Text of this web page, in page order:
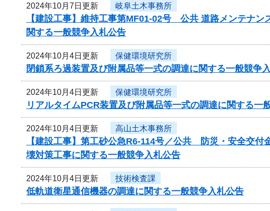
2024年10月7日更新 岐阜土木事務所
【建設工事】維持工事第MF01-02号 公共 道路メンテナ
関する一般競争入札公告
2024年10月4日更新 保健環境研究所
閉鎖系ろ過装置及び附属品等一式の調達に関する一般競争
2024年10月4日更新 保健環境研究所
リアルタイムPCR装置及び附属品等一式の調達に関する一
2024年10月4日更新 高山土木事務所
【建設工事】第工砂公急R6-114号／公共 防災・安全交
壊対策工事に関する一般競争入札公告
2024年10月4日更新 技術検査課
低軌道衛星通信機器の調達に関する一般競争入札公告